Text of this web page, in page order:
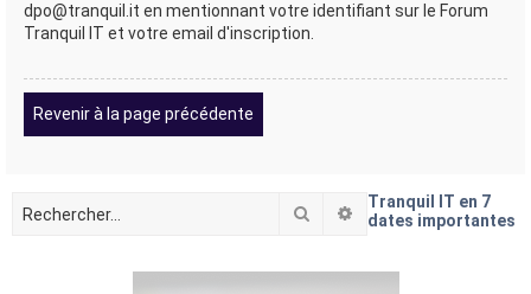
dpo@tranquil.it en mentionnant votre identifiant sur le Forum
Tranquil IT et votre email d'inscription.
Revenir à la page précédente
RechercherRecherche avancée
Tranquil IT en 7
dates importantes